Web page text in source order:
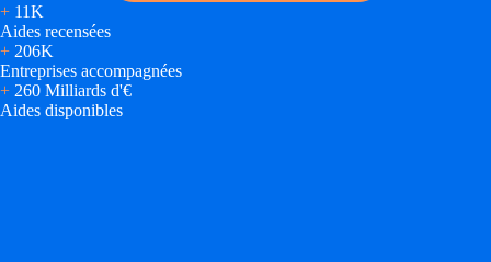
+ 11K
Aides recensées
+ 206K
Entreprises accompagnées
+ 260 Milliards d'€
Aides disponibles